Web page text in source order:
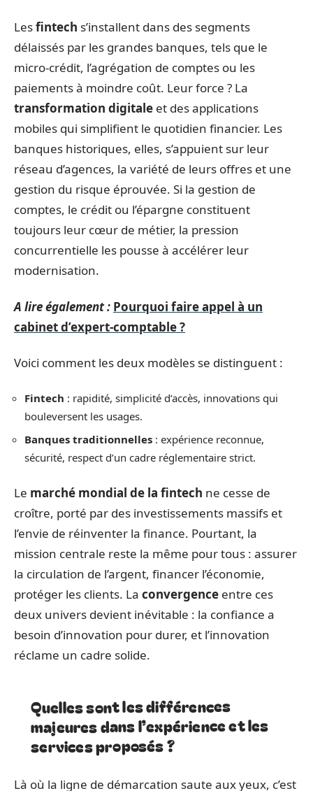
Lesfintech s’installent dans des segments
délaissés par les grandes banques, tels que le
micro-crédit, l’agrégation de comptes ou les
paiements à moindre coût. Leur force ? La
transformation digitale et des applications
mobiles qui simplifient le quotidien financier. Les
banques historiques, elles, s’appuient sur leur
réseau d’agences, la variété de leurs offres et une
gestion du risque éprouvée. Si la gestion de
comptes, le crédit ou l’épargne constituent
toujours leur cœur de métier, la pression
concurrentielle les pousse à accélérer leur
modernisation.
A lire également : Pourquoi faire appel à un
cabinet d’expert-comptable ?
Voici comment les deux modèles se distinguent :
Fintech : rapidité, simplicité d’accès, innovations qui
bouleversent les usages.
Banques traditionnelles : expérience reconnue,
sécurité, respect d’un cadre réglementaire strict.
Le marché mondial de la fintech ne cesse de
croître, porté par des investissements massifs et
l’envie de réinventer la finance. Pourtant, la
mission centrale reste la même pour tous : assurer
la circulation de l’argent, financer l’économie,
protéger les clients. La convergence entre ces
deux univers devient inévitable : la confiance a
besoin d’innovation pour durer, et l’innovation
réclame un cadre solide.
Quelles sont les différences
majeures dans l’expérience et les
services proposés ?
Là où la ligne de démarcation saute aux yeux, c’est